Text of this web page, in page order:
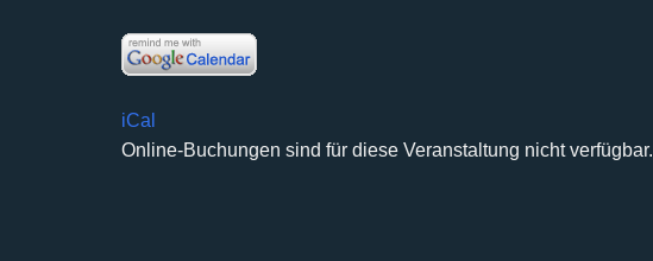
iCal
Online-Buchungen sind für diese Veranstaltung nicht verfügbar.